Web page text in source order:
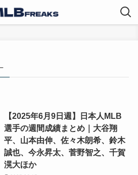
【2025年6月9日週】日本人MLB
選手の週間成績まとめ｜大谷翔
平、山本由伸、佐々木朗希、鈴木
誠也、今永昇太、菅野智之、千賀
滉大ほか